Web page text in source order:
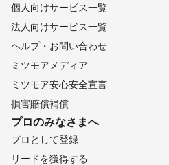
個人向けサービス一覧
法人向けサービス一覧
ヘルプ・お問い合わせ
ミツモアメディア
ミツモア安心安全宣言
損害賠償補償
プロのみなさまへ
プロとして登録
リードを獲得する